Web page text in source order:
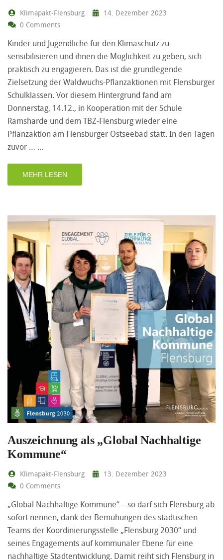
Klimapakt-Flensburg
14. Dezember 2023
0 Comments
Kinder und Jugendliche für den Klimaschutz zu
sensibilisieren und ihnen die Möglichkeit zu geben, sich
praktisch zu engagieren. Das ist die grundlegende
Zielsetzung der Waldwuchs-Pflanzaktionen mit Flensburger
Schulklassen. Vor diesem Hintergrund fand am
Donnerstag, 14.12., in Kooperation mit der Schule
Ramsharde und dem TBZ-Flensburg wieder eine
Pflanzaktion am Flensburger Ostseebad statt. In den Tagen
zuvor …
MEHR LESEN
Auszeichnung als „Global Nachhaltige
Kommune“
Klimapakt-Flensburg
13. Dezember 2023
0 Comments
„Global Nachhaltige Kommune“ – so darf sich Flensburg ab
sofort nennen, dank der Bemühungen des städtischen
Teams der Koordinierungsstelle „Flensburg 2030“ und
seines Engagements auf kommunaler Ebene für eine
nachhaltige Stadtentwicklung. Damit reiht sich Flensburg in